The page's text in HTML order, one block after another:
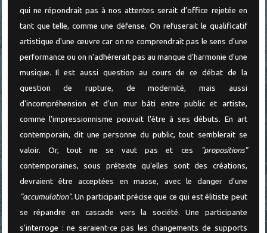
qui ne répondrait pas à nos attentes serait d’office rejetée en
tant que telle, comme une défense. On refuserait le qualificatif
artistique d'une œuvre car on ne comprendrait pas le sens d'une
performance ou on n’adhérerait pas au manque d'harmonie d'une
musique. Il est aussi question au cours de ce débat de la
question de rupture, de modernité, mais aussi
d'incompréhension et d'un mur bâti entre public et artiste,
comme l'impressionnisme pouvait l'être à ses débuts. En art
contemporain, dit une personne du public, tout semblerait se
valoir. Or, tout ne se vaut pas et ces
"propositions"
contemporaines, sous prétexte qu'elles sont des créations,
devraient être acceptées en masse, avec le danger d'une
"accumulation".Un participant précise que ce qui est élitiste peut
se répandre en cascade vers la société. Une participante
s'interroge : ne seraient-ce pas les changements de supports